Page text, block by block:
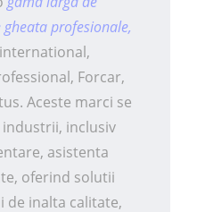
profesionale,
Forcar,
Aceste marci se
inclusiv
asistenta
oferind solutii
de inalta calitate,